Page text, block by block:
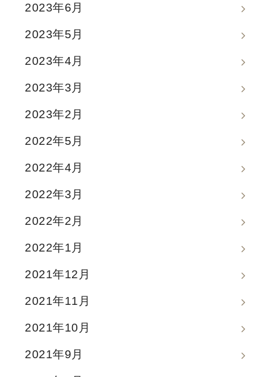
2023年6月
2023年5月
2023年4月
2023年3月
2023年2月
2022年5月
2022年4月
2022年3月
2022年2月
2022年1月
2021年12月
2021年11月
2021年10月
2021年9月